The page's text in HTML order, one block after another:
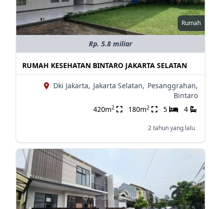
Rumah
Rp. 5.8 miliar
RUMAH KESEHATAN BINTARO JAKARTA SELATAN
Dki Jakarta, Jakarta Selatan, Pesanggrahan,
Bintaro
420m2 180m2 5 4
2 tahun yang lalu